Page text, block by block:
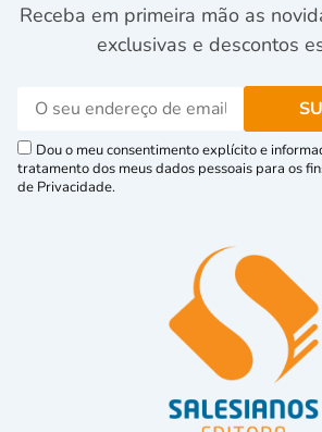
Receba em primeira mão as
exclusivas e descontos
Dou o meu consentimento explícito e
tratamento dos meus dados pessoais para os
de Privacidade.